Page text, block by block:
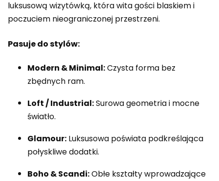
luksusową wizytówką, która wita gości blaskiem i
poczuciem nieograniczonej przestrzeni.
Pasuje do stylów:
Modern & Minimal:Czysta forma bez
zbędnych ram.
Loft / Industrial:Surowa geometria i mocne
światło.
Glamour: Luksusowa poświata podkreślająca
połyskliwe dodatki.
Boho & Scandi:Obłe kształty wprowadzające